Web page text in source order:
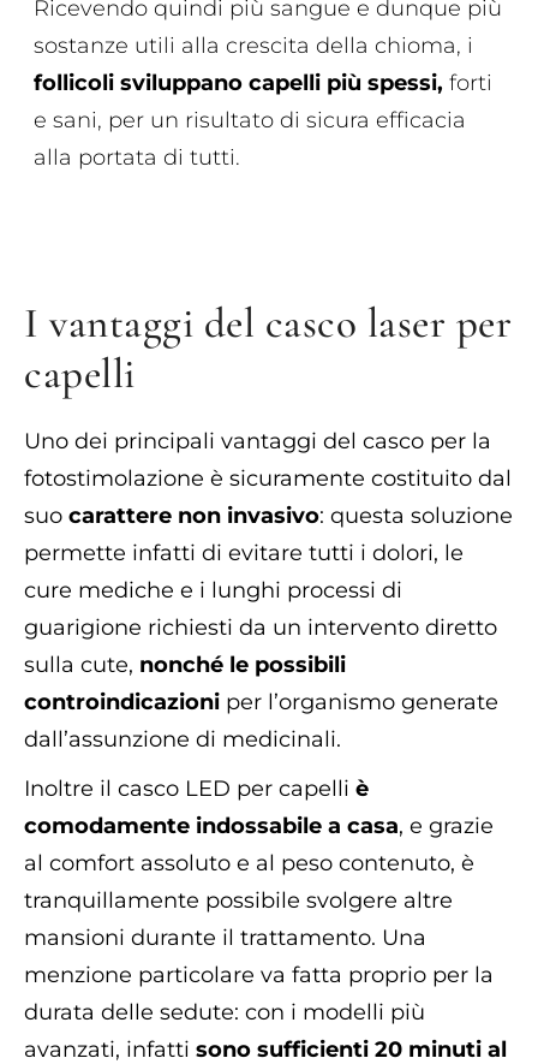
Ricevendo quindi più sangue e dunque più
sostanze utili alla crescita della chioma, i
follicoli sviluppano capelli più spessi, forti
e sani, per un risultato di sicura efficacia
alla portata di tutti.
I vantaggi del casco laser per
capelli
Uno dei principali vantaggi del casco per la
fotostimolazione è sicuramente costituito dal
suo carattere non invasivo: questa soluzione
permette infatti di evitare tutti i dolori, le
cure mediche e i lunghi processi di
guarigione richiesti da un intervento diretto
sulla cute, nonché le possibili
controindicazioni per l’organismo generate
dall’assunzione di medicinali.
Inoltre il casco LED per capelli è
comodamente indossabile a casa, e grazie
al comfort assoluto e al peso contenuto, è
tranquillamente possibile svolgere altre
mansioni durante il trattamento. Una
menzione particolare va fatta proprio per la
durata delle sedute: con i modelli più
avanzati, infatti sono sufficienti 20 minuti al